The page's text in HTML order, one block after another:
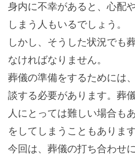
身内に不幸があると、心配
しまう人もいるでしょう。
しかし、そうした状況でも
なければなりません。
葬儀の準備をするためには
談する必要があります。葬
人にとっては難しい場合も
をしてしまうこともあります
今回は、葬儀の打ち合わせ